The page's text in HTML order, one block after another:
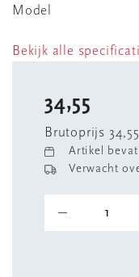
Model
Bekijk alle
34,55
Brutoprijs 34,55
Artikel
Verwacht